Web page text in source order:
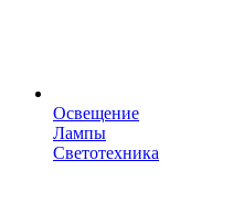
Освещение
Лампы
Светотехника